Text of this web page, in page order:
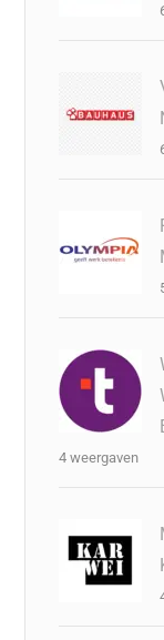
4 weergaven